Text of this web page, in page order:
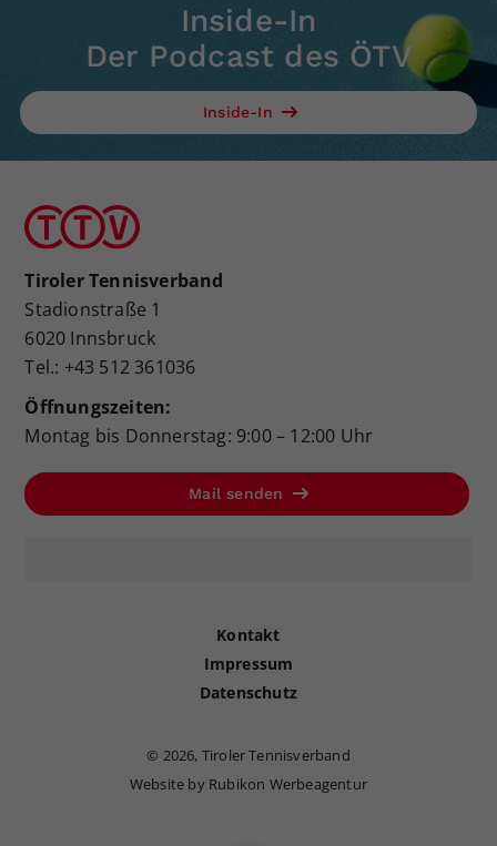
Inside-In
Der Podcast des ÖTV
Inside-In
Tiroler Tennisverband
Stadionstraße 1
6020 Innsbruck
Tel.: +43 512 361036
Öffnungszeiten:
Montag bis Donnerstag: 9:00 – 12:00 Uhr
Mail senden
Kontakt
Impressum
Datenschutz
© 2026, Tiroler Tennisverband
Website by Rubikon Werbeagentur